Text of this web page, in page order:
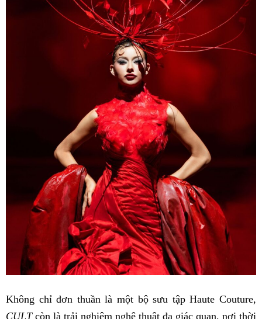
Không chỉ đơn thuần là một bộ sưu tập Haute Couture,
CULTcòn là trải nghiệm nghệ thuật đa giác quan, nơi thời